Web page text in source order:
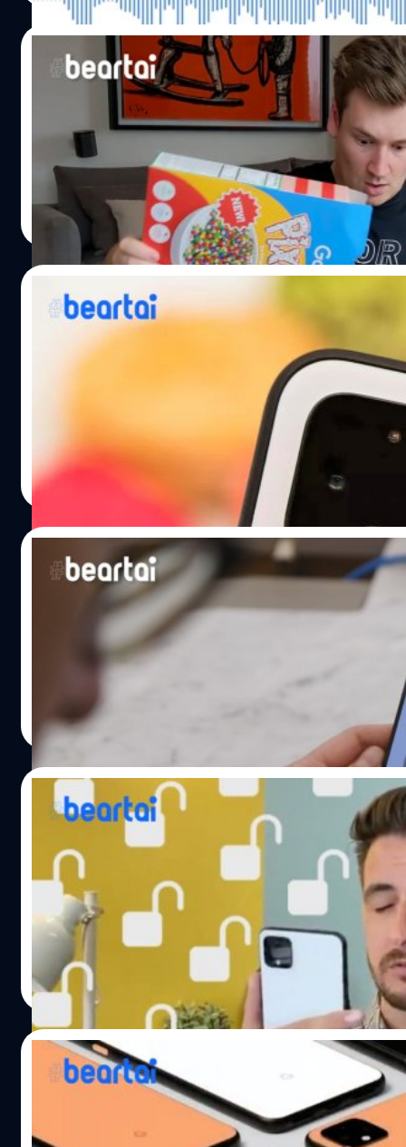
Google เซอร์ไพรส์ลูกค้าส่งกล่องซีเรียลให้
หลังจากที่ Pixel 4 เปิดตัวในอาทิตย์ที่ผ่านมาพร้อมกับเปิดสั่
มาแปลกดันส่งกล่องซีเรียลมาให้ซะงั้น พร้อมกับ Pixel 4 ที่อยู่
ศุภกานต์ เหล่ารัตนกุล| 2479 days ago
Read More
22/10/2019
DxOMark เผยผลทดสอบกล้อง Google
DxOMark บริษัททดสอบประสิทธิภาพกล้องที่ได้รับการยอมรั
Google Pixel 4 นั้น มีประสิทธิภาพในการทำงานที่ยอดเยี่ย
ได้ดีทั้งจากการถ่ายกลางแจ้งและในร่ม นอกจากนี้ กล้อง
ทำได้อย่างลื่นไหล จากปรับอัตรา Frame Rate ทำได้เสถีย
ยังสูญเสียรายละเอียดของภาพจากการซูมระยะกลาง และ
คลื่นเป็นระลอก) ที่ขอบของภาพ เป็นต้น แต่ถึงกระนั้น คะแนน
ปรีดี ฤกษ์วลีกุล| 2480 days ago
Read More
Google เตรียมอัปเดต Face Unlock ให้ตรว
1 ในฟีเจอร์ใหม่ใน Pixel 4 และเป็นประเด็นอยู่ในตอนนี้ก็คื
ตอบคำถามกับประเด็นนี้แล้ว เตรียมอัปเดตฟีเจอร์นี้ในไม่อีกกี่
ศุภกานต์ เหล่ารัตนกุล
Read More
19/10/2019
Pixel 4 ปลดล็อกด้วยใบหน้าได้แม้ผู้ใช้งานหลับ
ปีนี้ Google เปิดตัว Pixel 4 พร้อมเปลี่ยนแปลงระบบความ
แตกต่างกันคือ Pixel 4 สามารถปลดล็อกเครื่องได้แม้ผู้ใช้งา
แตกต่างออกไป แม้ว่าผู้ใช้งานจะหลับตา ตัวเครื่องก็ยังปลดล็
คนตายก็สแกนได้สิ https://twitter.com/thisisFoxx/status/
the-pixel-4s-face-unlock-works-when-your-eyes-are-
ได้ ถึงแม้ว่าคุณจะหลับตาอยู่" ดังนั้น การป้องกันการปลดล็อก
AndroidPolice https://twitter.com/apiecebyguy/status/
the-pixel-4s-face-unlock-works-when-your-eyes-are-
วัชรกุล พัฒนาประทีป
Read More
15/10/2019
เปิดราคา Google Pixel 4 และ 4 XL พร้อมวั
Google ได้เปิดตัวสมาร์ตโฟนเรือธงล่าสุด ได้แก่ Pixel 4 และ